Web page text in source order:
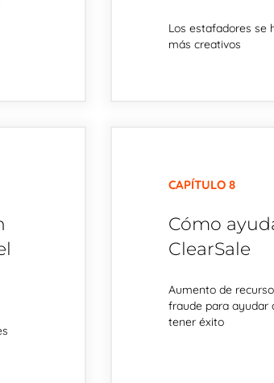
Los estafadores se
más creativos
CAPÍTULO 8
Cómo
ClearSale
Aumento de
fraude para ayudar
tener éxito